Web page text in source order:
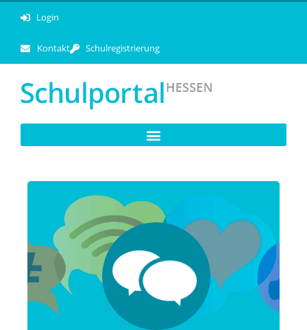
Login
Kontakt Schulregistrierung